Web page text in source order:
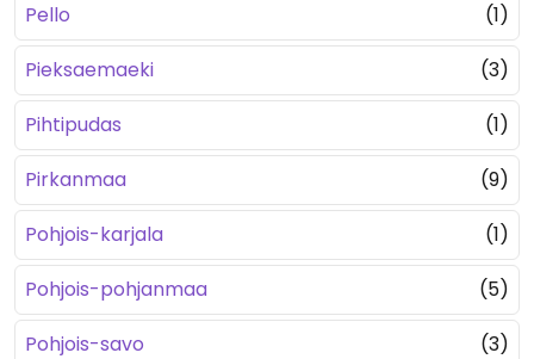
Pello
(1)
Pieksaemaeki
(3)
Pihtipudas
(1)
Pirkanmaa
(9)
Pohjois-karjala
(1)
Pohjois-pohjanmaa
(5)
Pohjois-savo
(3)